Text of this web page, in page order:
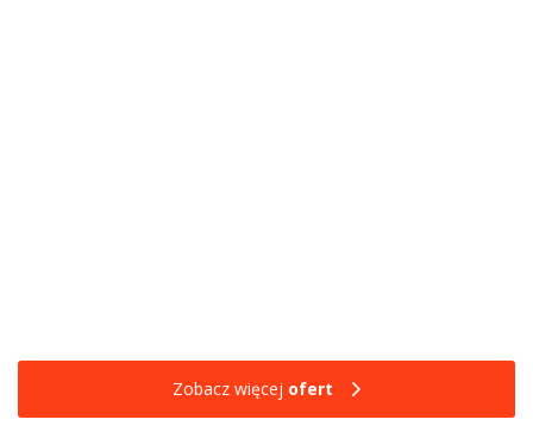
Zobacz więcej ofert